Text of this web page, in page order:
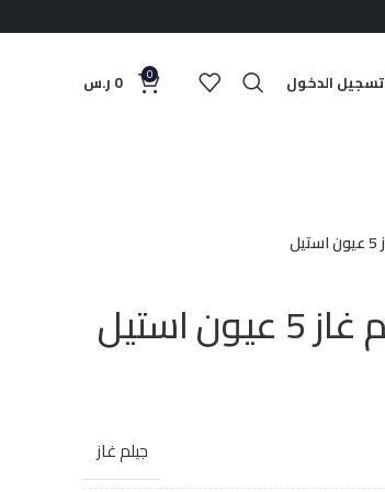
تسجيل الدخول 0
0 ر.س
جيلم غاز